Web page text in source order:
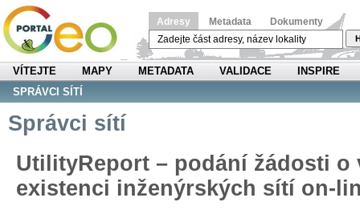
Adresy Metadata Dokumenty
VÍTEJTE MAPY METADATA VALIDACE
INSPIRE
SPRÁVCI SÍTÍ
Správci sítí
UtilityReport – podání žádosti o
existenci inženýrských sítí on-